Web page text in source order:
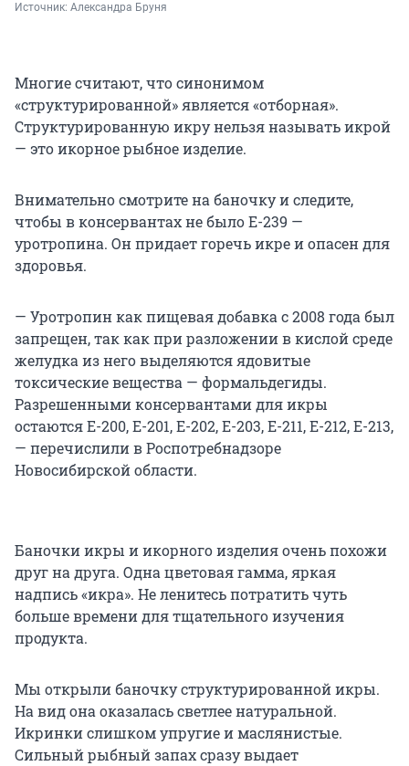
Источник: Александра Бруня
Многие считают, что синонимом
«структурированной» является «отборная».
Структурированную икру нельзя называть икрой
— это икорное рыбное изделие.
Внимательно смотрите на баночку и следите,
чтобы в консервантах не было Е-239 —
уротропина. Он придает горечь икре и опасен для
здоровья.
— Уротропин как пищевая добавка с 2008 года был
запрещен, так как при разложении в кислой среде
желудка из него выделяются ядовитые
токсические вещества — формальдегиды.
Разрешенными консервантами для икры
остаются Е-200, Е-201, Е-202, Е-203, Е-211, Е-212, Е-213,
— перечислили в Роспотребнадзоре
Новосибирской области.
Баночки икры и икорного изделия очень похожи
друг на друга. Одна цветовая гамма, яркая
надпись «икра». Не ленитесь потратить чуть
больше времени для тщательного изучения
продукта.
Мы открыли баночку структурированной икры.
На вид она оказалась светлее натуральной.
Икринки слишком упругие и маслянистые.
Сильный рыбный запах сразу выдает